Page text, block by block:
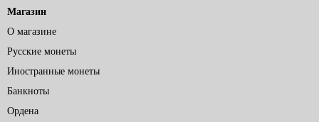
Магазин
О магазине
Русские монеты
Иностранные монеты
Банкноты
Ордена